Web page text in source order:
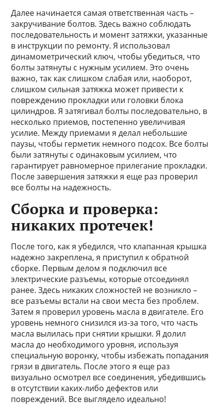
Далее начинается самая ответственная часть –
закручивание болтов. Здесь важно соблюдать
последовательность и момент затяжки, указанные
в инструкции по ремонту. Я использовал
динамометрический ключ, чтобы убедиться, что
болты затянуты с нужным усилием. Это очень
важно, так как слишком слабая или, наоборот,
слишком сильная затяжка может привести к
повреждению прокладки или головки блока
цилиндров. Я затягивал болты последовательно, в
несколько приемов, постепенно увеличивая
усилие. Между приемами я делал небольшие
паузы, чтобы герметик немного подсох. Все болты
были затянуты с одинаковым усилием, что
гарантирует равномерное прилегание прокладки.
После завершения затяжки я еще раз проверил
все болты на надежность.
Сборка и проверка:
никаких протечек!
После того, как я убедился, что клапанная крышка
надежно закреплена, я приступил к обратной
сборке. Первым делом я подключил все
электрические разъемы, которые отсоединял
ранее. Здесь никаких сложностей не возникло –
все разъемы встали на свои места без проблем.
Затем я проверил уровень масла в двигателе. Его
уровень немного снизился из-за того, что часть
масла вылилась при снятии крышки. Я долил
масла до необходимого уровня, используя
специальную воронку, чтобы избежать попадания
грязи в двигатель. После этого я еще раз
визуально осмотрел все соединения, убедившись
в отсутствии каких-либо дефектов или
повреждений. Все выглядело идеально!